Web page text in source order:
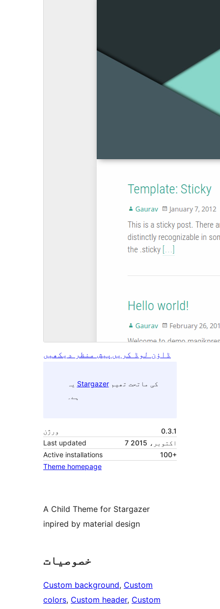
پیش منظر دیکھیں ڈاؤن لوڈ کریں
Stargazerکی ماتحت تھیم
ہے۔
ورژن
0.3.1
Last updated
7 اکتوبر، 2015
Active installations
100+
Theme homepage
A Child Theme for Stargazer
inpired by material design
خصوصیات
Custom background, Custom
colors, Custom header, Custom